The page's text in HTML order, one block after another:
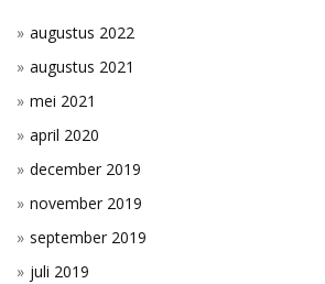
augustus 2022
augustus 2021
mei 2021
april 2020
december 2019
november 2019
september 2019
juli 2019